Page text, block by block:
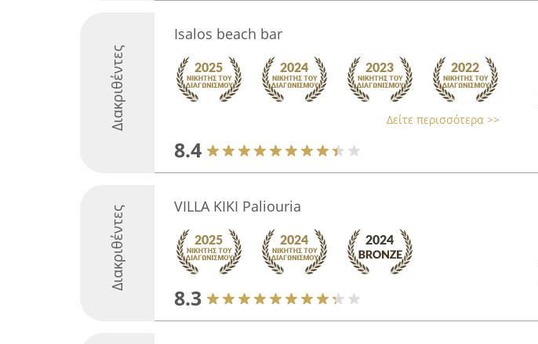
Διακριθέντες
Isalos beach bar
Δείτε περισσότερα >>
8.4
Διακριθέντες VILLA KIKI Paliouria
8.3